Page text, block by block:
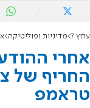
ערוץ 7 מדיניות ופוליטיקה
אחרי
החריף של
טראמפ